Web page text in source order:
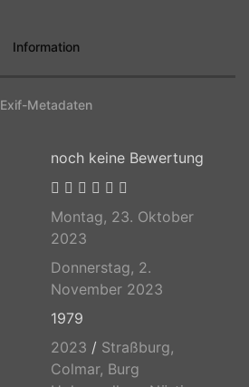
Information
Exif-Metadaten
noch keine Bewertung
Montag, 23. Oktober
2023
Donnerstag, 2.
November 2023
1979
2023 / Straßburg,
Colmar, Burg